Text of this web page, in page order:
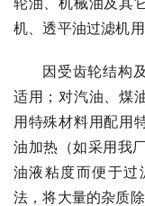
轮油、机械油及其
机、透平油过滤机
因受齿轮结构
适用；对汽油、煤
用特殊材料用配用
油加热（如采用我
油液粘度而便于过
法，将大量的杂质